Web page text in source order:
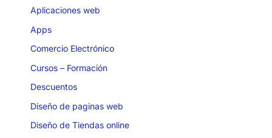
Aplicaciones web
Apps
Comercio Electrónico
Cursos – Formación
Descuentos
Diseño de paginas web
Diseño de Tiendas online